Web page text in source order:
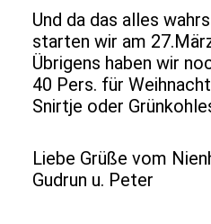
Und da das alles
starten wir am
Übrigens haben wir
40 Pers. für
Snirtje oder
Liebe Grüße vom
Gudrun u. Peter